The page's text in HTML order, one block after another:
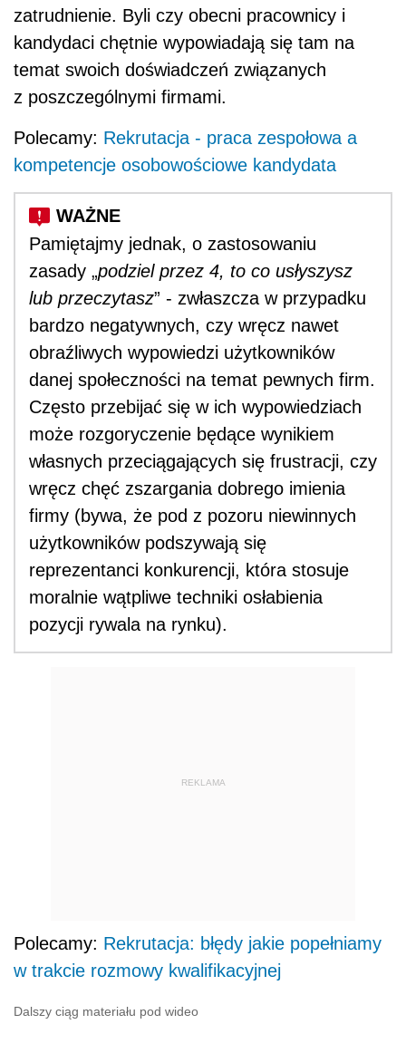
zatrudnienie. Byli czy obecni pracownicy i
kandydaci chętnie wypowiadają się tam na
temat swoich doświadczeń związanych
z poszczególnymi firmami.
Polecamy: Rekrutacja - praca zespołowa a
kompetencje osobowościowe kandydata
Pamiętajmy jednak, o zastosowaniu
zasady „podziel przez 4, to co usłyszysz
lub przeczytasz” - zwłaszcza w przypadku
bardzo negatywnych, czy wręcz nawet
obraźliwych wypowiedzi użytkowników
danej społeczności na temat pewnych firm.
Często przebijać się w ich wypowiedziach
może rozgoryczenie będące wynikiem
własnych przeciągających się frustracji, czy
wręcz chęć zszargania dobrego imienia
firmy (bywa, że pod z pozoru niewinnych
użytkowników podszywają się
reprezentanci konkurencji, która stosuje
moralnie wątpliwe techniki osłabienia
pozycji rywala na rynku).
REKLAMA
Polecamy: Rekrutacja: błędy jakie popełniamy
w trakcie rozmowy kwalifikacyjnej
Dalszy ciąg materiału pod wideo